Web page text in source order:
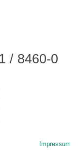
/ 8460-0
Impressum